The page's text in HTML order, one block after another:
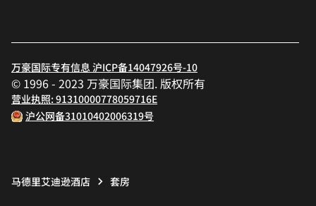
万豪国际专有信息 沪ICP备14047926号-10
© 1996 - 2023 万豪国际集团. 版权所有
营业执照: 91310000778059716E
沪公网备31010402006319号
马德里艾迪逊酒店 套房